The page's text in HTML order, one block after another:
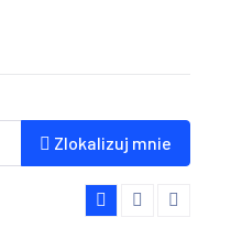
Zlokalizuj mnie